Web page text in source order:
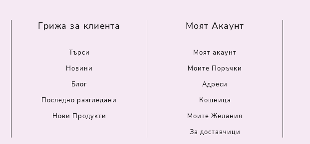
Грижа за клиента
Търси
Новини
Блог
Последно разгледани
Нови Продукти
Моят Акаунт
Моят акаунт
Моите Поръчки
Адреси
Кошница
Моите Желания
За доставчици